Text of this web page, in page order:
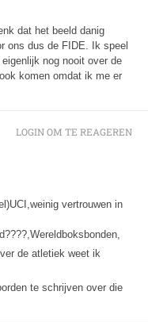
dat het beeld danig
ons dus de FIDE. Ik speel
nog nooit over de
komen omdat ik me er
vertrouwen in
de atletiek weet ik
te schrijven over die
LOGIN OM TE REAGEREN